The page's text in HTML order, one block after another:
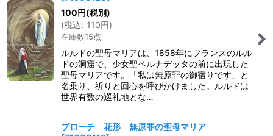
100 円(税別)
(税込: 110円)
在庫数15点
ルルドの聖母マリアは、1858年にフランスのルル
ドの洞窟で、少女聖ベルナデッタの前に出現した
聖母マリアです。「私は無原罪の御宿りです」と
名乗り、祈りと回心を呼びかけました。ルルドは
世界有数の巡礼地とな…
ブローチ 花形 無原罪の聖母マリア